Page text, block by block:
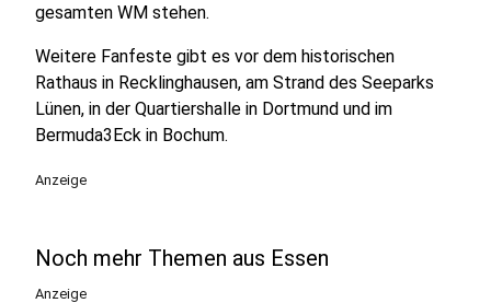
gesamten WM stehen.
Weitere Fanfeste gibt es vor dem historischen
Rathaus in Recklinghausen, am Strand des Seeparks
Lünen, in der Quartiershalle in Dortmund und im
Bermuda3Eck in Bochum.
Anzeige
Noch mehr Themen aus Essen
Anzeige